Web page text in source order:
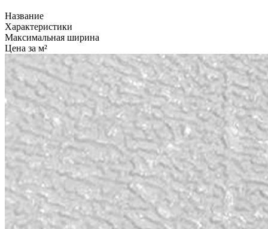
Название
Характеристики
Максимальная ширина
Цена за м²